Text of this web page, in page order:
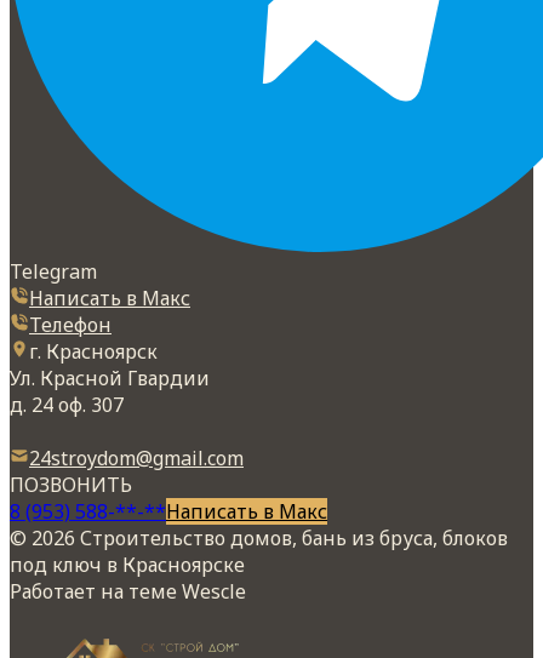
Telegram
Написать в Макс
Телефон
г. Красноярск
Ул. Красной Гвардии
д. 24 оф. 307
24stroydom@gmail.com
ПОЗВОНИТЬ
8 (953) 588-**-**Написать в Макс
© 2026 Строительство домов, бань из бруса, блоков
под ключ в Красноярске
Работает на теме Wescle